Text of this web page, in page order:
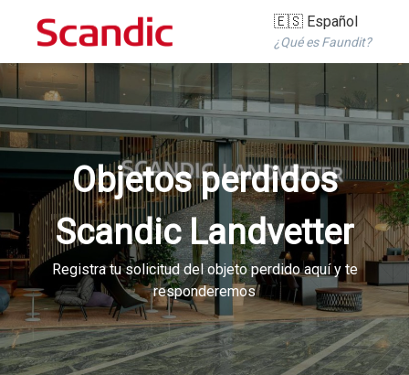
🇪🇸 Español
¿Qué es Faundit?
Objetos perdidos
Scandic Landvetter
Registra tu solicitud del objeto perdido aquí y te
responderemos